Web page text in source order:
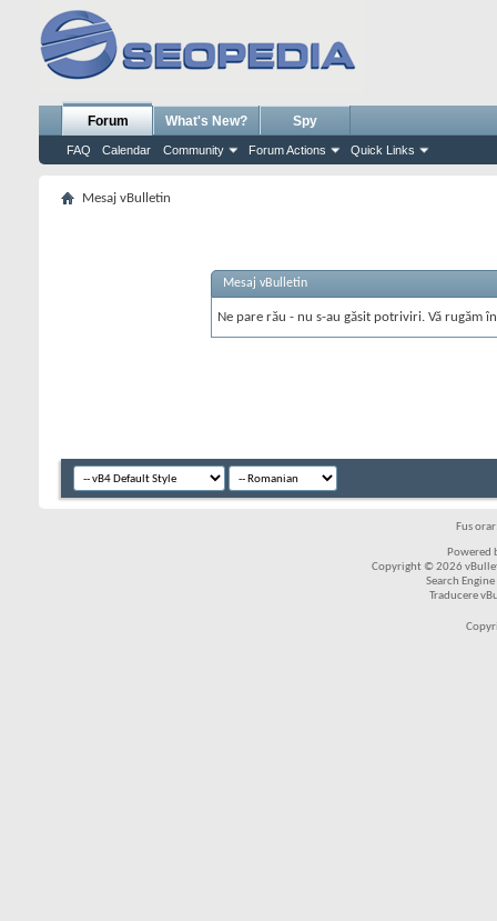
Forum
FAQ Calendar Community Forum Actions Quick Links
What's New? Spy
Mesaj vBulletin
Mesaj vBulletin
Ne pare rău - nu s-au găsit potriviri. Vă rugăm
Fus
Powered
Copyright © 2026
Search
Traducere